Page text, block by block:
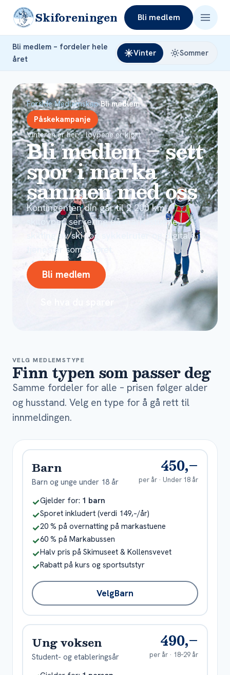
Skiforeningen Bli medlem
Bli medlem – fordeler hele
året
Vinter Sommer
Forside›Medlemskap›Bli medlem
Påskekampanje
Vinteren er her – løypene er kjørt
Bli medlem – sett
spor i marka
sammen med oss
Kontingenten din går til 2 200 km
skiløyper, servering på markastuene,
skilting av ski- og sykkelruter og digitale
tjenester som Sporet.
Bli medlem
VELG MEDLEMSTYPE
Finn typen som passer deg
Samme fordeler for alle – prisen følger alder
og husstand. Velg en type for å gå rett til
innmeldingen.
Barn
Barn og unge under 18 år
450,–
per år · Under 18 år
✓Inkludert
Gjelder for: 1 barn
✓Inkludert
Sporet inkludert (verdi 149,–/år)
✓Inkludert
20 % på overnatting på markastuene
✓Inkludert
60 % på Markabussen
✓Inkludert
Halv pris på Skimuseet & Kollensvevet
✓Inkludert
Rabatt på kurs og sportsutstyr
VelgBarn
Ung voksen
Student- og etableringsår
490,–
per år · 18–29 år